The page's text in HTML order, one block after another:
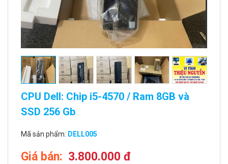
CPU Dell: Chip i5-4570 / Ram 8GB và
SSD 256 Gb
Mã sản phẩm: DELL005
Giá bán: 3.800.000 đ